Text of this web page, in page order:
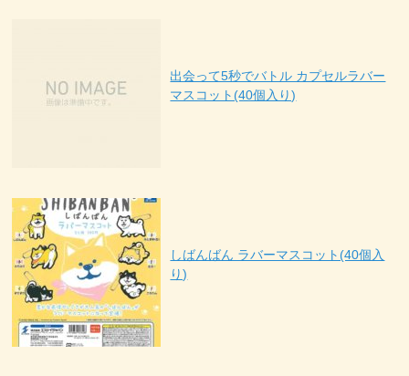
出会って5秒でバトル カプセルラバー
マスコット(40個入り)
しばんばん ラバーマスコット(40個入
り)